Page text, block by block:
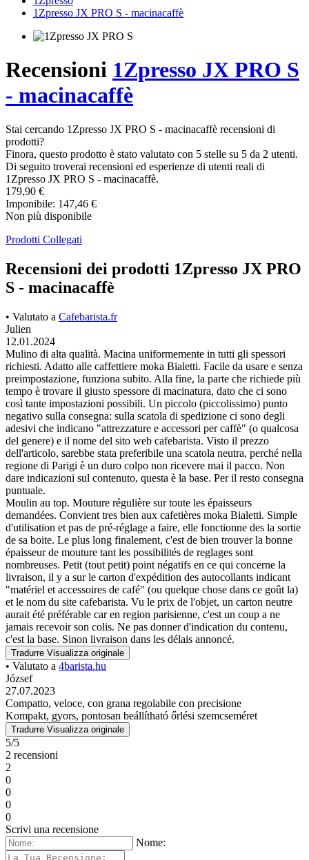
1Zpresso JX PRO S - macinacaffè
Recensioni 1Zpresso JX PRO S
- macinacaffè
Stai cercando 1Zpresso JX PRO S - macinacaffè recensioni di
prodotti?
Finora, questo prodotto è stato valutato con 5 stelle su 5 da 2 utenti.
Di seguito troverai recensioni ed esperienze di utenti reali di
1Zpresso JX PRO S - macinacaffè.
179,90 €
Imponibile: 147,46 €
Non più disponibile
Prodotti Collegati
Recensioni dei prodotti 1Zpresso JX PRO
S - macinacaffè
• Valutato a Cafebarista.fr
Julien
12.01.2024
Mulino di alta qualità. Macina uniformemente in tutti gli spessori
richiesti. Adatto alle caffettiere moka Bialetti. Facile da usare e senza
preimpostazione, funziona subito. Alla fine, la parte che richiede più
tempo è trovare il giusto spessore di macinatura, dato che ci sono
così tante impostazioni possibili. Un piccolo (piccolissimo) punto
negativo sulla consegna: sulla scatola di spedizione ci sono degli
adesivi che indicano "attrezzature e accessori per caffè" (o qualcosa
del genere) e il nome del sito web cafebarista. Visto il prezzo
dell'articolo, sarebbe stata preferibile una scatola neutra, perché nella
regione di Parigi è un duro colpo non ricevere mai il pacco. Non
dare indicazioni sul contenuto, questa è la base. Per il resto consegna
puntuale.
Moulin au top. Mouture régulière sur toute les épaisseurs
demandées. Convient tres bien aux cafetières moka Bialetti. Simple
d'utilisation et pas de pré-réglage a faire, elle fonctionne des la sortie
de sa boite. Le plus long finalement, c'est de bien trouver la bonne
épaisseur de mouture tant les possibilités de reglages sont
nombreuses. Petit (tout petit) point négatifs en ce qui concerne la
livraison, il y a sur le carton d'expédition des autocollants indicant
"matériel et accessoires de café" (ou quelque chose dans ce goût la)
et le nom du site cafebarista. Vu le prix de l'objet, un carton neutre
aurait été préférable car en region parisienne, c'est un coup a ne
jamais recevoir son colis. Ne pas donner d'indication du contenu,
c'est la base. Sinon livraison dans les délais annoncé.
Tradurre Visualizza originale
• Valutato a 4barista.hu
József
27.07.2023
Compatto, veloce, con grana regolabile con precisione
Kompakt, gyors, pontosan beállítható őrlési szemcseméret
Tradurre Visualizza originale
5/5
2 recensioni
2
0
0
0
0
Scrivi una recensione
Nome: